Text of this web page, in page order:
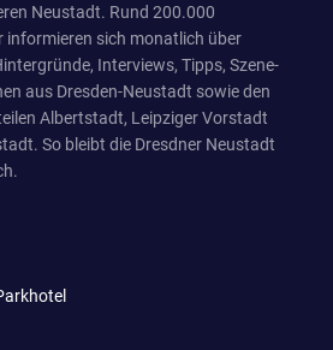
Neustadt. Rund 200.000
informieren sich monatlich über
Interviews, Tipps, Szene-
aus Dresden-Neustadt sowie den
Albertstadt, Leipziger Vorstadt
So bleibt die Dresdner Neustadt